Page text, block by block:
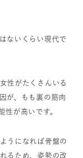
ないくらい現代で
性がたくさんいる
が、もも裏の筋肉
性が高いです。
うになれば骨盤の
るため、姿勢の改